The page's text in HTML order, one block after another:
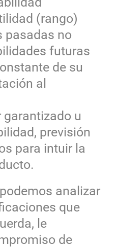
(rango)
pasadas no
futuras
de su
al
garantizado u
previsión
para intuir la
analizar
que
le
de